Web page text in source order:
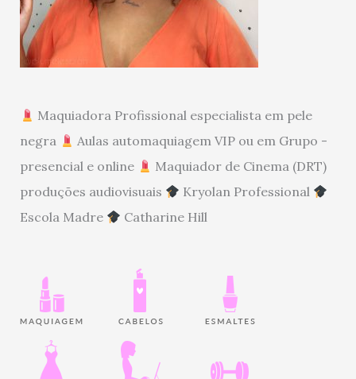
Maquiadora Profissional especialista em pele
negra
Aulas automaquiagem VIP ou em Grupo -
presencial e online
Maquiador de Cinema (DRT)
produções audiovisuais
Kryolan Professional
Escola Madre
Catharine Hill